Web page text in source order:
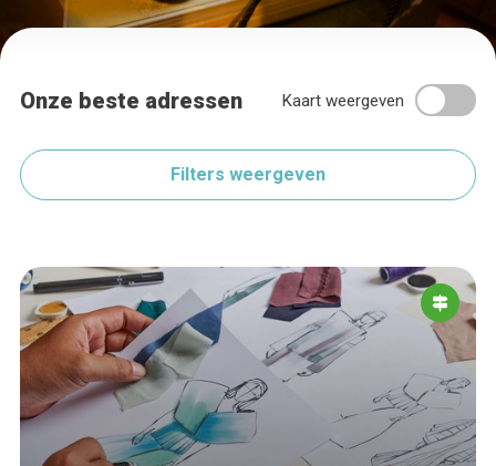
Onze beste adressen Kaart weergeven
Filters weergeven